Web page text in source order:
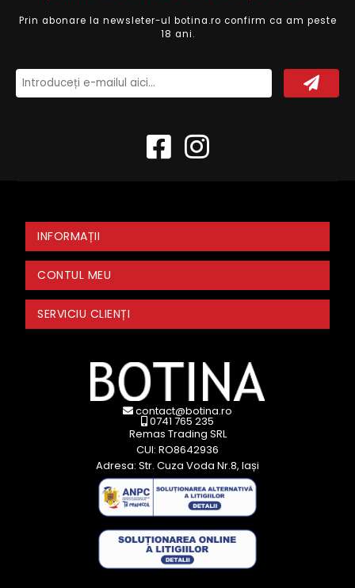
Prin abonare la newsleter-ul botina.ro confirm ca am peste
18 ani.
INFORMAȚII
CONTUL MEU
SERVICIU CLIENȚI
contact@botina.ro
0741 765 235
Remas Trading SRL
CUI: RO8642936
Adresa: Str. Cuza Voda Nr.8, Iași